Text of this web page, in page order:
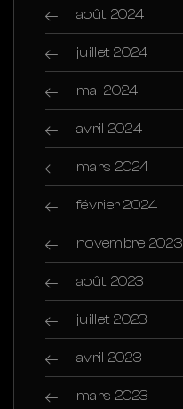
août 2024
juillet 2024
mai 2024
avril 2024
mars 2024
février 2024
novembre 2023
août 2023
juillet 2023
avril 2023
mars 2023